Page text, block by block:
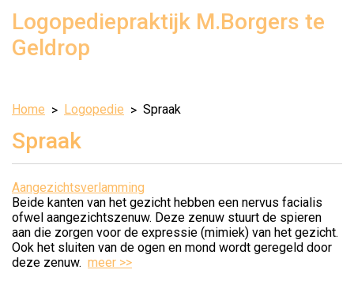
Logopediepraktijk M.Borgers te
Geldrop
Home Logopedie Spraak
Spraak
Aangezichtsverlamming
Beide kanten van het gezicht hebben een nervus facialis
ofwel aangezichtszenuw. Deze zenuw stuurt de spieren
aan die zorgen voor de expressie (mimiek) van het gezicht.
Ook het sluiten van de ogen en mond wordt geregeld door
deze zenuw. meer >>